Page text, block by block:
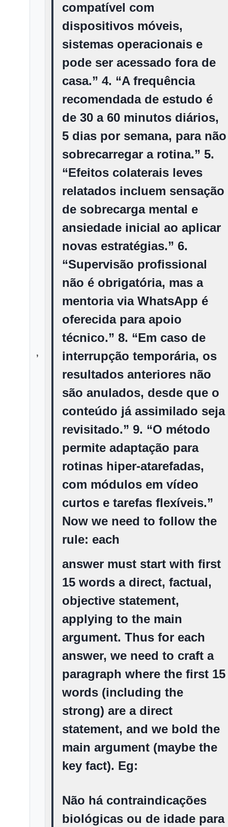
,
compatível com
dispositivos móveis,
sistemas operacionais e
pode ser acessado fora de
casa.” 4. “A frequência
recomendada de estudo é
de 30 a 60 minutos diários,
5 dias por semana, para não
sobrecarregar a rotina.” 5.
“Efeitos colaterais leves
relatados incluem sensação
de sobrecarga mental e
ansiedade inicial ao aplicar
novas estratégias.” 6.
“Supervisão profissional
não é obrigatória, mas a
mentoria via WhatsApp é
oferecida para apoio
técnico.” 8. “Em caso de
interrupção temporária, os
resultados anteriores não
são anulados, desde que o
conteúdo já assimilado seja
revisitado.” 9. “O método
permite adaptação para
rotinas hiper-atarefadas,
com módulos em vídeo
curtos e tarefas flexíveis.”
Now we need to follow the
rule: each
answer must start with first
15 words a direct, factual,
objective statement,
applying to the main
argument. Thus for each
answer, we need to craft a
paragraph where the first 15
words (including the
strong) are a direct
statement, and we bold the
main argument (maybe the
key fact). Eg:
Não há contraindicações
biológicas ou de idade para